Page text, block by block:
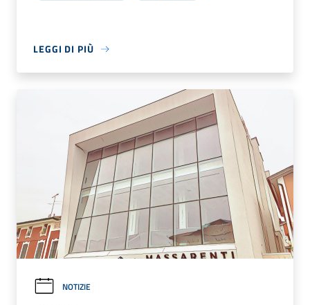
LEGGI DI PIÙ
NOTIZIE